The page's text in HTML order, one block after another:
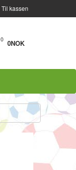
Til kassen
0 0NOK